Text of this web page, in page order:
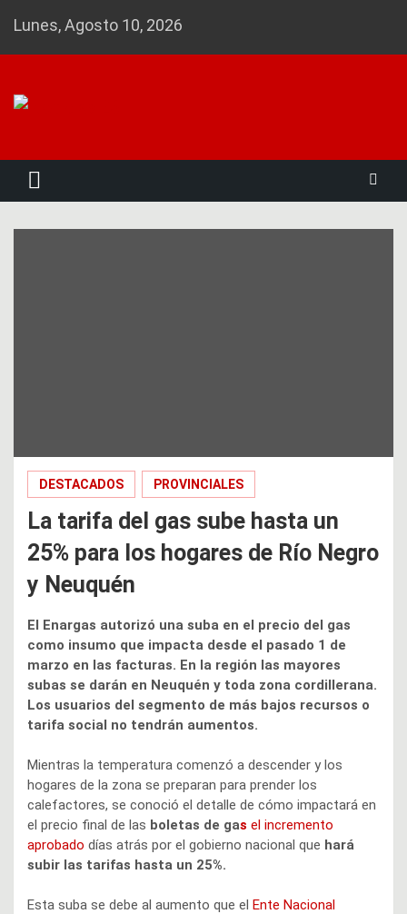
Lunes, Agosto 10, 2026
DESTACADOS PROVINCIALES
La tarifa del gas sube hasta un
25% para los hogares de Río Negro
y Neuquén
El Enargas autorizó una suba en el precio del gas
como insumo que impacta desde el pasado 1 de
marzo en las facturas. En la región las mayores
subas se darán en Neuquén y toda zona cordillerana.
Los usuarios del segmento de más bajos recursos o
tarifa social no tendrán aumentos.
Mientras la temperatura comenzó a descender y los
hogares de la zona se preparan para prender los
calefactores, se conoció el detalle de cómo impactará en
el precio final de las boletas de gas el incremento
aprobado días atrás por el gobierno nacional que hará
subir las tarifas hasta un 25%.
Esta suba se debe al aumento que el Ente Nacional